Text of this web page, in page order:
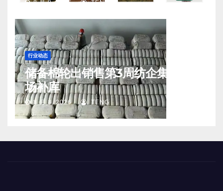
8 月 8, 2026 TENG
行业动态
储备棉轮出销售第3周纺企集中入
场补库
8 月 8, 2026 TENG